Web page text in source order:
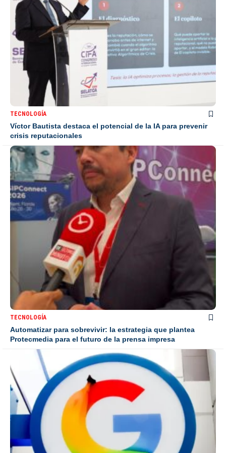
TECNOLOGÍA
Víctor Bautista destaca el potencial de la IA para prevenir
crisis reputacionales
TECNOLOGÍA
Automatizar para sobrevivir: la estrategia que plantea
Protecmedia para el futuro de la prensa impresa